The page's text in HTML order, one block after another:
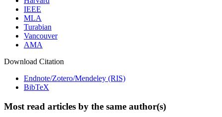
IEEE
MLA
Turabian
Vancouver
AMA
Download Citation
Endnote/Zotero/Mendeley (RIS)
BibTeX
Most read articles by the same author(s)